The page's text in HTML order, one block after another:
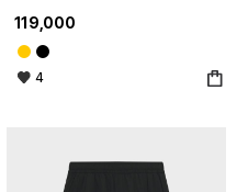
119,000
4